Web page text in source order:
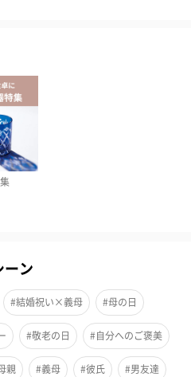
地帯が産地の杉のこと。現在
三大美林の1つとしても有名で、
くから人々に愛されてきまし
ーン
#結婚祝い×義母 #母の日
#敬老の日 #自分へのご褒美
親 #義母 #彼氏 #男友達